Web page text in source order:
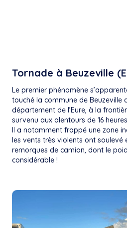
Tornade à Beuzeville
Le premier phénomène
touché la commune de Beuzeville
département de l’Eure, à la
survenu aux alentours de 16
Il a notamment frappé une zone
les vents très violents ont soulevé
remorques de camion, dont le
considérable !